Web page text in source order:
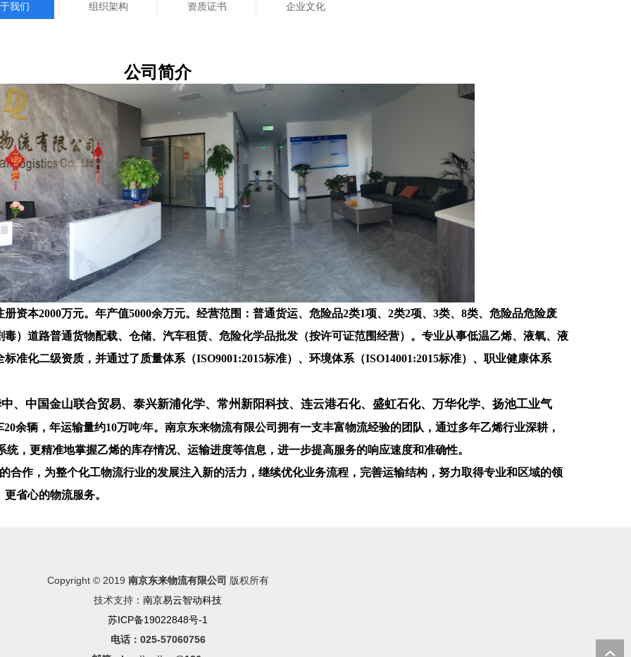
我们 组织架构 资质证书 企业文化
公司简介
资本2000万元。年产值5000余万元。经营范围：普通货运、危险品2类1项、2类2项、3类、8类、危险品危险废
）道路普通货物配载、仓储、汽车租赁、危险化学品批发（按许可证范围经营）。专业从事低温乙烯、液氧、液
准化二级资质，并通过了质量体系（ISO9001:2015标准）、环境体系（ISO14001:2015标准）、职业健康体系
、中国金山联合贸易、泰兴新浦化学、常州新阳科技、连云港石化、盛虹石化、万华化学、扬池工业气
余辆，年运输量约10万吨/年。 南京东来物流有限公司拥有一支丰富物流经验的团队， 通过多年乙烯行业深耕，
统， 更精准地掌握乙烯的库存情况、运输进度等信息，进一步提高服务的响应速度和准确性。
合作，为整个化工物流行业的发展注入新的活力 ，继续优化业务流程，完善运输结构，努力取得专业和区域的领
省心的物流服务。
Copyright © 2019 南京东来物流有限公司 版权所有
技术支持： 南京易云智动科技
苏ICP备19022848号-1
电话：025-57060756